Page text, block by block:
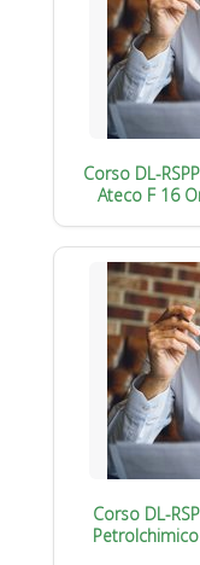
Corso DL-
Ateco F 16
Corso DL-